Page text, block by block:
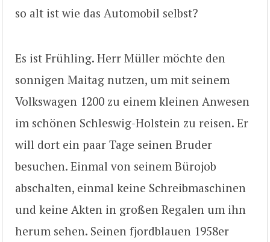
so alt ist wie das Automobil selbst?
Es ist Frühling. Herr Müller möchte den
sonnigen Maitag nutzen, um mit seinem
Volkswagen 1200 zu einem kleinen Anwesen
im schönen Schleswig-Holstein zu reisen. Er
will dort ein paar Tage seinen Bruder
besuchen. Einmal von seinem Bürojob
abschalten, einmal keine Schreibmaschinen
und keine Akten in großen Regalen um ihn
herum sehen. Seinen fjordblauen 1958er